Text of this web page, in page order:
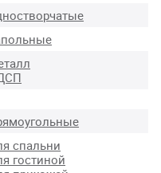
спальни
гостиной